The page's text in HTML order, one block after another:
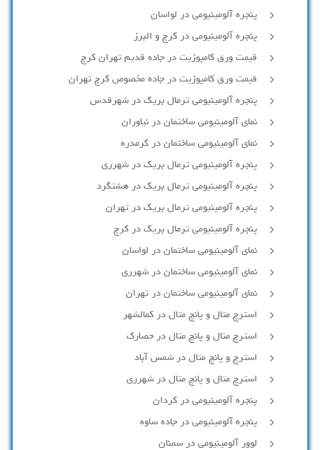
پنجره آلومینیومی در لواسان
پنجره آلومینیومی در کرج و البرز
قیمت ورق کامپوزیت در جاده قدیم تهران کرج
قیمت ورق کامپوزیت در جاده مخصوص کرج تهران
پنجره آلومینیومی ترمال بریک در شهرقدس
نمای آلومینیومی ساختمان در نیاوران
نمای آلومینیومی ساختمان در گرمدره
پنجره آلومینیومی ترمال بریک در شهرری
پنجره آلومینیومی ترمال بریک در هشتگرد
پنجره آلومینیومی ترمال بریک در تهران
پنجره آلومینیومی ترمال بریک در کرج
نمای آلومینیومی ساختمان در لواسان
نمای آلومینیومی ساختمان در شهرری
نمای آلومینیومی ساختمان در تهران
استرچ متال و پانچ متال در کمالشهر
استرچ متال و پانچ متال در حصارك
استرچ و پانچ متال در شمس آباد
استرچ متال و پانچ متال در شهرری
پنجره آلومینیومی در کردان
پنجره آلومینیومی در جاده ساوه
لوور آلومینیومی در سمنان